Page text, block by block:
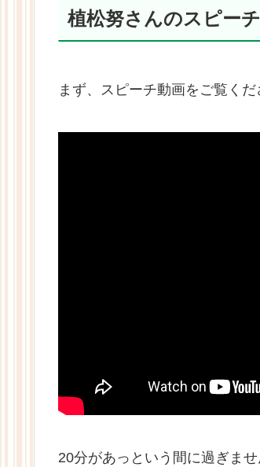
植松努さんのスピーチ
まず、スピーチ動画をご覧くだ
20分があっという間に過ぎませ